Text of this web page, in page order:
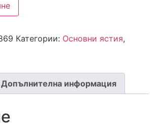
Категории: Основни ястия,
Допълнителна информация